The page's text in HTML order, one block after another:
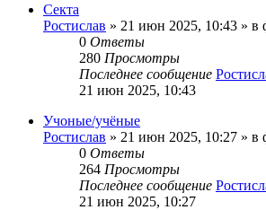
Секта
Ростислав » 21 июн 2025, 10:43 » в
0 Ответы
280 Просмотры
Последнее сообщение
21 июн 2025, 10:43
Учоные/учёные
Ростислав » 21 июн 2025, 10:27 » в
0 Ответы
264 Просмотры
Последнее сообщение
21 июн 2025, 10:27